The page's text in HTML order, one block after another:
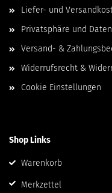
Liefer- und
Privatsphäre und
Versand- &
Widerrufsrecht &
Cookie Einstellungen
Shop Links
Warenkorb
Merkzettel